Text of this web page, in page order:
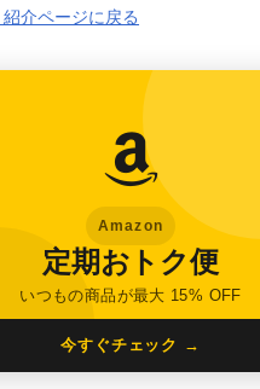
紹介ページに戻る
Amazon
定期おトク便
いつもの商品が最大 15% OFF
今すぐチェック →